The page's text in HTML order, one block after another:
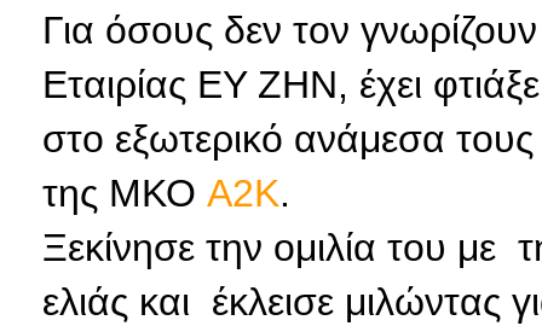
Για όσους δεν τον
Εταιρίας ΕΥ ΖΗΝ, έχει
στο εξωτερικό ανάμεσα
της ΜΚΟ A2K.
Ξεκίνησε την ομιλία του με
ελιάς και έκλεισε μιλώντας